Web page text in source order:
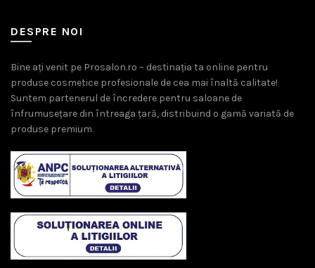
DESPRE NOI
Bine ați venit pe Prosalon.ro – destinația ta online pentru
produse cosmetice profesionale de cea mai înaltă calitate!
Suntem partenerul de încredere pentru saloane de
înfrumusețare din întreaga țară, distribuind o gamă variată de
produse premium.